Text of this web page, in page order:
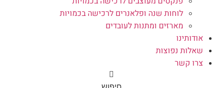
לוחות שנה ופלאנרים לרכישה בכמויות
מארזים ומתנות לעובדים
אודותינו
שאלות נפוצות
צרו קשר